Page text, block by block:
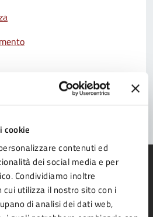
cookie
contenuti ed
dei social media e per
Condividiamo inoltre
utilizza il nostro sito con i
di analisi dei dati web,